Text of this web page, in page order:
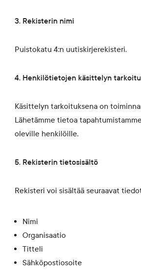
3. Rekisterin nimi
Puistokatu 4:n uutiskirjerekisteri.
4. Henkilötietojen käsittelyn
Käsittelyn tarkoituksena on
Lähetämme tietoa
oleville henkilöille.
5. Rekisterin tietosisältö
Rekisteri voi sisältää seuraavat
Nimi
Organisaatio
Titteli
Sähköpostiosoite